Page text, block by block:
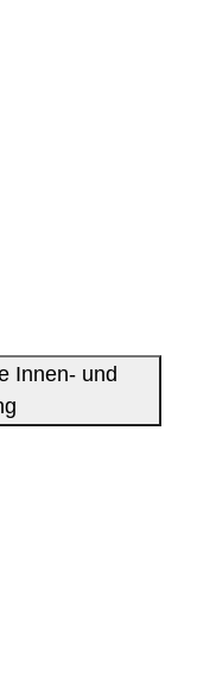
Innen- und